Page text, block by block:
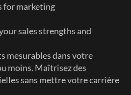
for marketing
sales strengths and
mesurables dans votre
moins. Maîtrisez des
sans mettre votre carrière